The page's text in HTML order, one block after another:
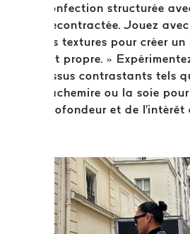
confection structurée
décontractée. Jouez
les textures pour créer
est propre. »
tissus contrastants tels
cachemire ou la soie
profondeur et de l'intérêt